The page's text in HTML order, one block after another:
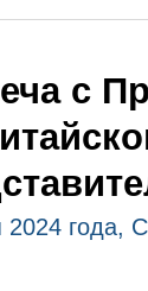
с
года,